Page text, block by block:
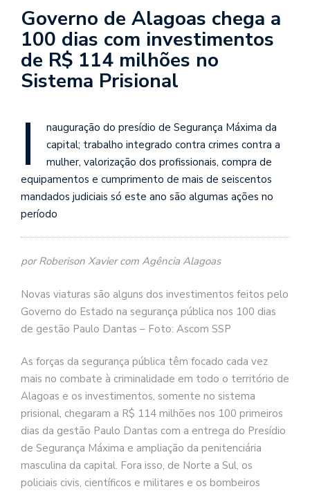
Governo de Alagoas chega a
100 dias com investimentos
de R$ 114 milhões no
Sistema Prisional
I
nauguração do presídio de Segurança Máxima da
capital; trabalho integrado contra crimes contra a
mulher, valorização dos profissionais, compra de
equipamentos e cumprimento de mais de seiscentos
mandados judiciais só este ano são algumas ações no
período
por Roberison Xavier com Agência Alagoas
Novas viaturas são alguns dos investimentos feitos pelo
Governo do Estado na segurança pública nos 100 dias
de gestão Paulo Dantas – Foto: Ascom SSP
As forças da segurança pública têm focado cada vez
mais no combate à criminalidade em todo o território de
Alagoas e os investimentos, somente no sistema
prisional, chegaram a R$ 114 milhões nos 100 primeiros
dias da gestão Paulo Dantas com a entrega do Presídio
de Segurança Máxima e ampliação da penitenciária
masculina da capital. Fora isso, de Norte a Sul, os
policiais civis, científicos e militares e os bombeiros